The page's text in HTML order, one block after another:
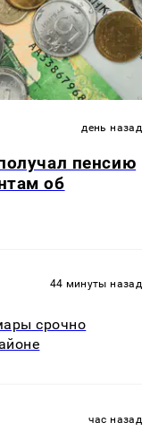
день назад
пенсию
об
44 минуты назад
срочно
час назад